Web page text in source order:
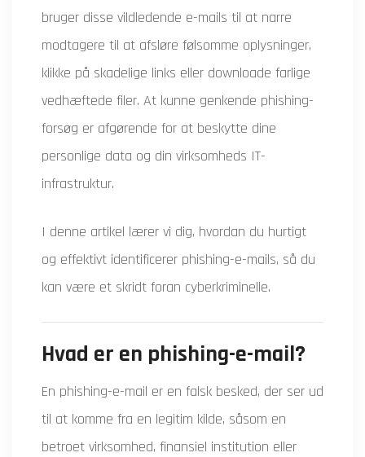
bruger disse vildledende e-mails til at narre
modtagere til at afsløre følsomme oplysninger,
klikke på skadelige links eller downloade farlige
vedhæftede filer. At kunne genkende phishing-
forsøg er afgørende for at beskytte dine
personlige data og din virksomheds IT-
infrastruktur.
I denne artikel lærer vi dig, hvordan du hurtigt
og effektivt identificerer phishing-e-mails, så du
kan være et skridt foran cyberkriminelle.
Hvad er en phishing-e-mail?
En phishing-e-mail er en falsk besked, der ser ud
til at komme fra en legitim kilde, såsom en
betroet virksomhed, finansiel institution eller